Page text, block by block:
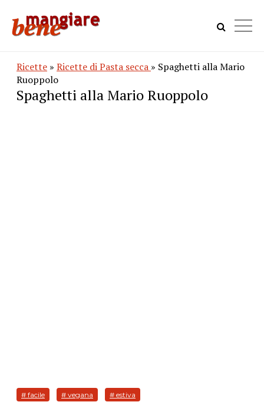
Ricette » Ricette di Pasta secca » Spaghetti alla Mario
Ruoppolo
Spaghetti alla Mario Ruoppolo
# facile # vegana # estiva